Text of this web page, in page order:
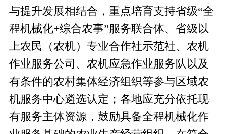
与提升发展相结合，重点培育支持省级“全
程机械化+综合农事”服务联合体、省级以
上农民（农机）专业合作社示范社、农机
作业服务公司、农机应急作业服务队以及
有条件的农村集体经济组织等参与区域农
机服务中心遴选认定；各地应充分依托现
有服务主体资源，鼓励具备全程机械化作